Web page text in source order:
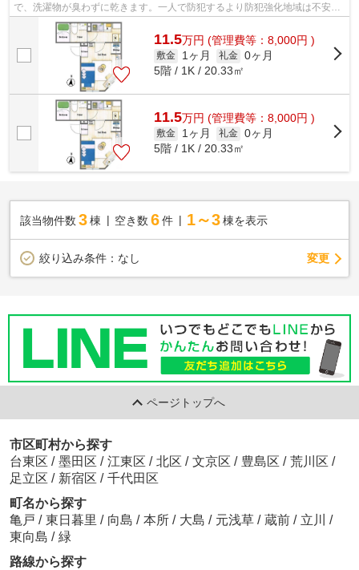
で、洗濯物が臭わずに乾きます。一人で防犯するより防犯強化地域は不安を
取り除いてくれます。初期費用はカー...
11.5万円 (管理費等：8,000円 )
敷金 1ヶ月 礼金 0ヶ月
5階 / 1K / 20.33㎡
11.5万円 (管理費等：8,000円 )
敷金 1ヶ月 礼金 0ヶ月
5階 / 1K / 20.33㎡
該当物件数 3棟 空き数 6 件 1～3 棟を表示
絞り込み条件： なし 変更
ページトップへ
市区町村から探す
台東区 / 墨田区 / 江東区 / 北区 / 文京区 / 豊島区 / 荒川区 /
足立区 / 新宿区 / 千代田区
町名から探す
亀戸 / 東日暮里 / 向島 / 本所 / 大島 / 元浅草 / 蔵前 / 立川 /
東向島 / 緑
路線から探す